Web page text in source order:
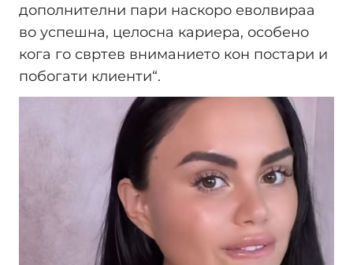
дополнителни пари наскоро еволвираа
во успешна, целосна кариера, особено
кога го свртев вниманието кон постари и
побогати клиенти“.